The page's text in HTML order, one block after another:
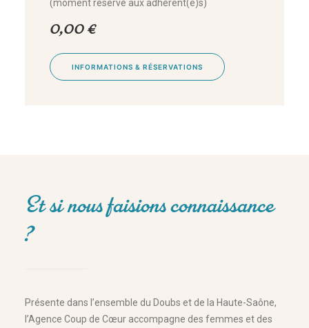
(moment réservé aux adhérent(e)s)
0,00€
INFORMATIONS & RÉSERVATIONS
Et si nous faisions connaissance
?
Présente dans l’ensemble du Doubs et de la Haute-Saône,
l’Agence Coup de Cœur accompagne des femmes et des